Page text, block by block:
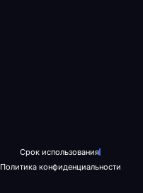
Срок использования
Политика конфиденциальности